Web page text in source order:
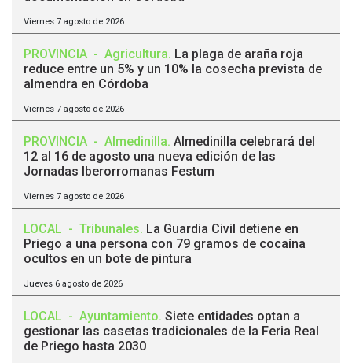
Viernes 7 agosto de 2026
PROVINCIA - Agricultura. La plaga de araña roja
reduce entre un 5% y un 10% la cosecha prevista de
almendra en Córdoba
Viernes 7 agosto de 2026
PROVINCIA - Almedinilla. Almedinilla celebrará del
12 al 16 de agosto una nueva edición de las
Jornadas Iberorromanas Festum
Viernes 7 agosto de 2026
LOCAL - Tribunales. La Guardia Civil detiene en
Priego a una persona con 79 gramos de cocaína
ocultos en un bote de pintura
Jueves 6 agosto de 2026
LOCAL - Ayuntamiento. Siete entidades optan a
gestionar las casetas tradicionales de la Feria Real
de Priego hasta 2030